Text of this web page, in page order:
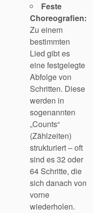
Feste
Choreografien:
Zu einem
bestimmten
Lied gibt es
eine festgelegte
Abfolge von
Schritten. Diese
werden in
sogenannten
„Counts“
(Zählzeiten)
strukturiert – oft
sind es 32 oder
64 Schritte, die
sich danach von
vorne
wiederholen.